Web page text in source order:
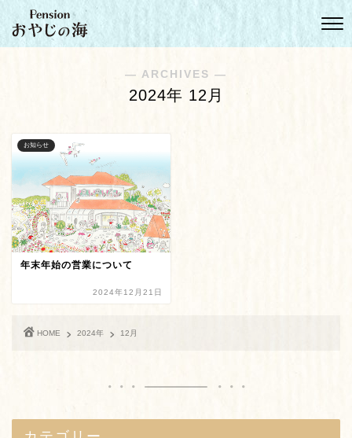
― ARCHIVES ―
2024年 12月
お知らせ
年末年始の営業について
2024年12月21日
HOME 2024年 12月